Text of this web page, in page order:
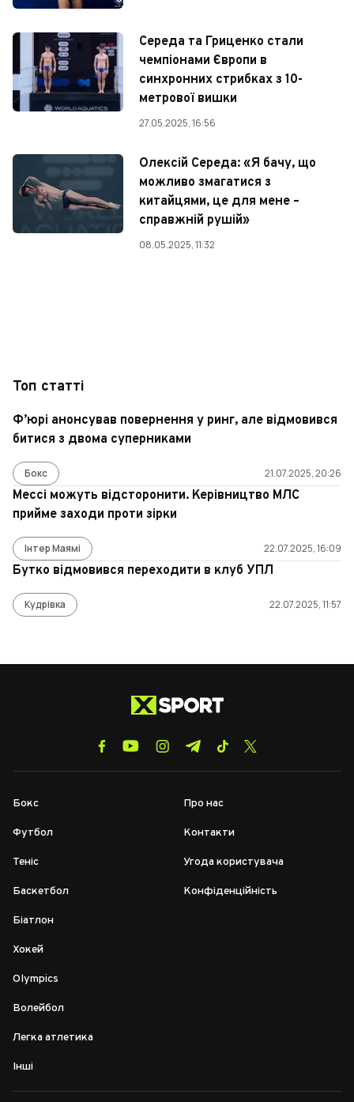
Середа та Гриценко стали
чемпіонами Європи в
синхронних стрибках з 10-
метрової вишки
27.05.2025, 16:56
Олексій Середа: «Я бачу, що
можливо змагатися з
китайцями, це для мене –
справжній рушій»
08.05.2025, 11:32
Топ статті
Ф’юрі анонсував повернення у ринг, але відмовився
битися з двома суперниками
Бокс 21.07.2025, 20:26
Мессі можуть відсторонити. Керівництво МЛС
прийме заходи проти зірки
Інтер Маямі 22.07.2025, 16:09
Бутко відмовився переходити в клуб УПЛ
Кудрівка 22.07.2025, 11:57
Бокс
Футбол
Теніс
Баскетбол
Біатлон
Хокей
Olympics
Волейбол
Легка атлетика
Інші
Про нас
Контакти
Угода користувача
Конфіденційність